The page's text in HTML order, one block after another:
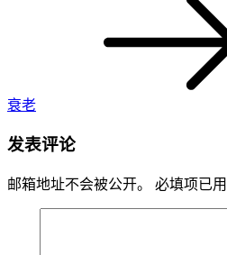
衰老
发表评论
邮箱地址不会被公开。 必填项已用